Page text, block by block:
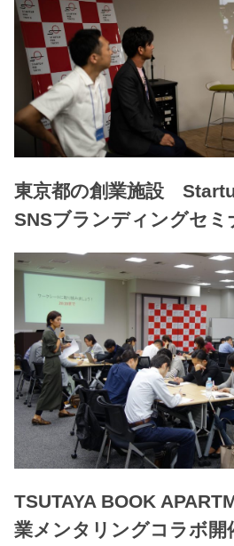
東京都の創業施設
SNSブランディングセミ
TSUTAYA BOOK
業メンタリングコラボ開